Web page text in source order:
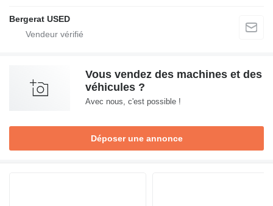
Bergerat USED
Vous vendez des machines et des
véhicules ?
Avec nous, c'est possible !
Déposer une annonce